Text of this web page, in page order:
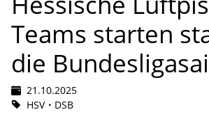
Teams starten
die
21.10.2025
HSV
DSB